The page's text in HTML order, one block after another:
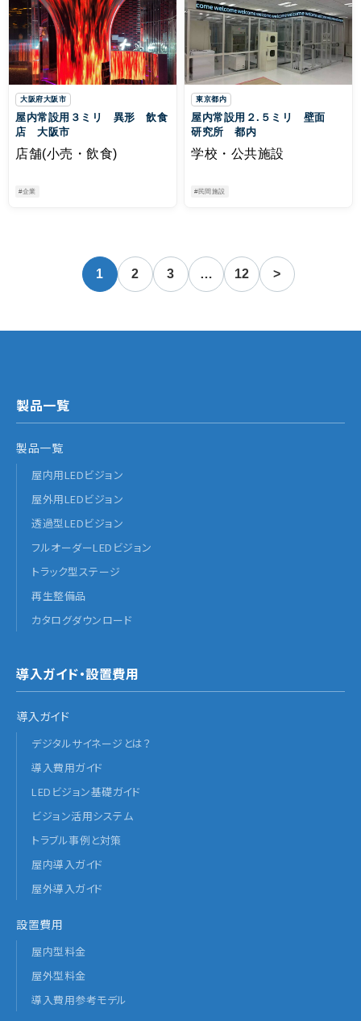
大阪府大阪市
屋内常設用３ミリ 異形 飲食
店 大阪市
店舗(小売・飲食)
#企業
東京都内
屋内常設用２.５ミリ 壁面
研究所 都内
学校・公共施設
#民間施設
1 2 3 … 12 >
製品一覧
製品一覧
屋内用LEDビジョン
屋外用LEDビジョン
透過型LEDビジョン
フルオーダーLEDビジョン
トラック型ステージ
再生整備品
カタログダウンロード
導入ガイド・設置費用
導入ガイド
デジタルサイネージとは？
導入費用ガイド
LEDビジョン基礎ガイド
ビジョン活用システム
トラブル事例と対策
屋内導入ガイド
屋外導入ガイド
設置費用
屋内型料金
屋外型料金
導入費用参考モデル